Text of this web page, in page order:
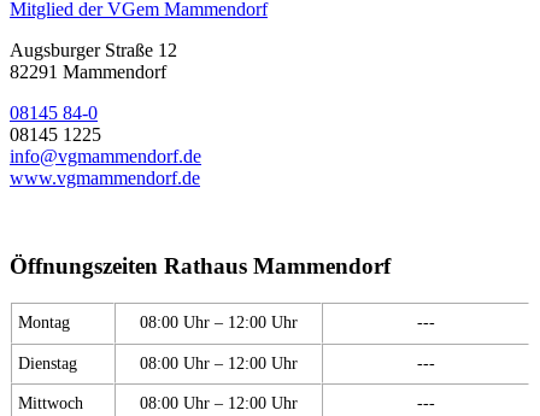
Mitglied der VGem Mammendorf
Augsburger Straße 12
82291 Mammendorf
08145 84-0
08145 1225
info@vgmammendorf.de
www.vgmammendorf.de
Öffnungszeiten Rathaus Mammendorf
Montag 08:00 Uhr – 12:00 Uhr ---
Dienstag 08:00 Uhr – 12:00 Uhr ---
Mittwoch 08:00 Uhr – 12:00 Uhr ---